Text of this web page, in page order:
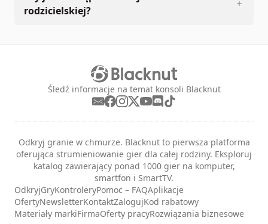
rodzicielskiej?
Śledź informacje na temat konsoli Blacknut
Odkryj granie w chmurze. Blacknut to pierwsza platforma
oferująca strumieniowanie gier dla całej rodziny. Eksploruj
katalog zawierający ponad 1000 gier na komputer,
smartfon i SmartTV.
OdkryjGryKontroleryPomoc – FAQAplikacje
OfertyNewsletterKontaktZalogujKod rabatowy
Materiały markiFirmaOferty pracyRozwiązania biznesowe